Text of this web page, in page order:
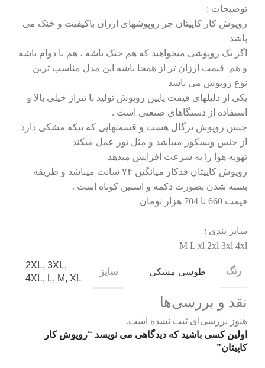
توضیحات :
روپوش کار کاپیتان جز روپوشهای ارزان باکیفیت و خنک می
باشد
اگر یک روپوشی میخواهید که هم خنک باشه ، هم با دوام باشه
و هم قیمت ارزان تر از همجا باشه این مدل مناسب ترین
نوع روپوش می باشد
یکی از دلیلهای قیمت پایین روپوش تولید با تیراژ خیلی بالا و
استفاده از دستگاهای صنعتی است .
جنس روپوش ترگال هست و قسمتهایی که تیکه مشکی دارد
از جنس ویسکوز میباشد و مثل تور عمل میکند
تهویه هوا را به سرعت افزایش میدهد
روپوش کاپیتان قدکار میانگین ۷۴ سانت میباشد و طریقه
بسته شدن بصورت دکمه و استین کوتاه است .
قیمت 660 تا 704 هزار تومان
سایز بندی :
M L xl 2xl 3xl 4xl
رنگ طوسی مشکی سایز
2XL, 3XL,
4XL, L, M, XL
نقد و بررسی‌ها
هنوز بررسی‌ای ثبت نشده است.
اولین کسی باشید که دیدگاهی می نویسد “روپوش کار
کاپیتان”